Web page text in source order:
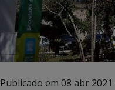
Publicado em 08 abr 2021